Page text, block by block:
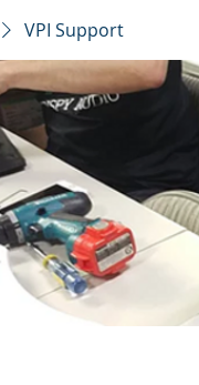
VPI Support